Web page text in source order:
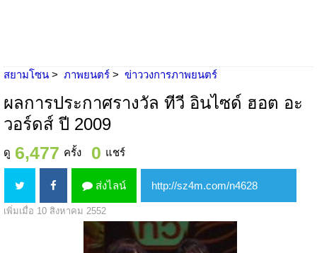
สยามโซน ภาพยนตร์ ข่าววงการภาพยนตร์
ผลการประกาศรางวัล ทีวี อินไซด์ ฮอต อะ
วอร์ดส์ ปี 2009
ดู 6,477 ครั้ง 0 แชร์
ส่งไลน์
เพิ่มเมื่อ 10 สิงหาคม 2552